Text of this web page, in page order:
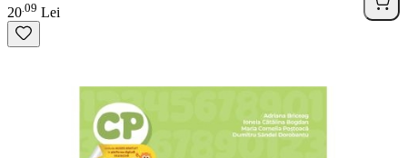
20 09 Lei